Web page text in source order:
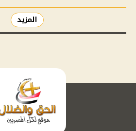
المزيد